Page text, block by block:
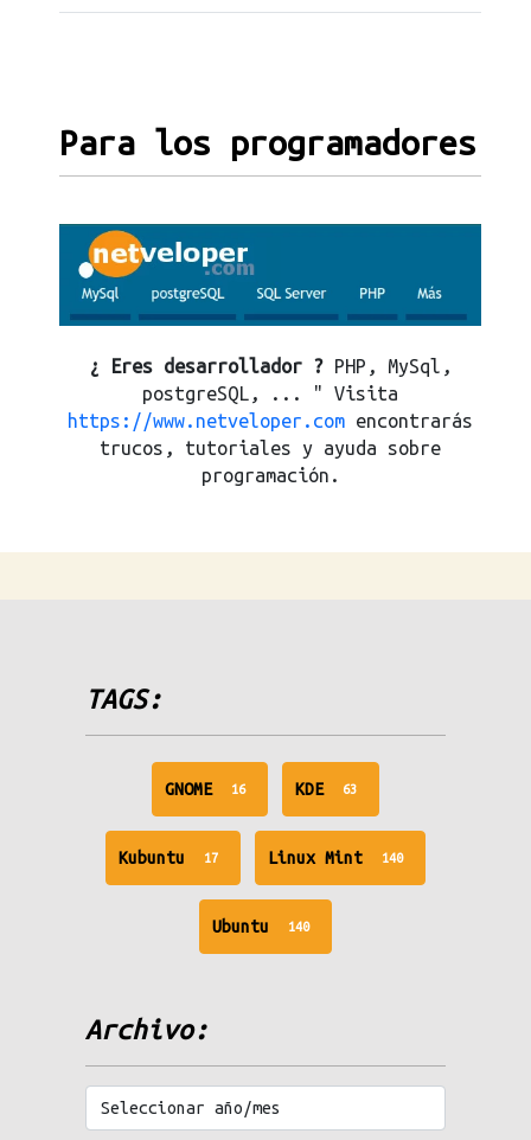
Para los programadores
¿ Eres desarrollador ? PHP, MySql,
postgreSQL, ... " Visita
https://www.netveloper.com encontrarás
trucos, tutoriales y ayuda sobre
programación.
TAGS:
GNOME 16
unread
messages
KDE 63
messages
Kubuntu 17
unread
messages
Linux Mint 140
messages
Ubuntu 140
messages
Archivo: